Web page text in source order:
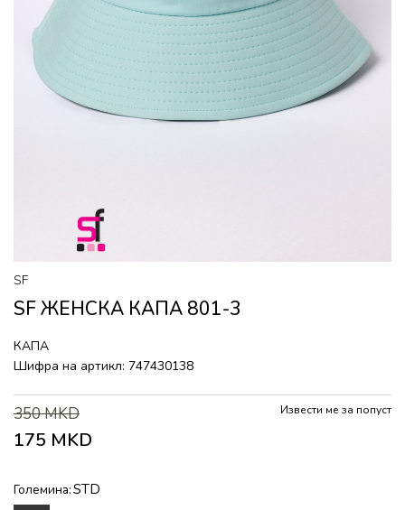
SF
SF ЖЕНСКА КАПА 801-3
КАПА
Шифра на артикл: 747430138
350MKD
175 MKD
Извести ме за попуст
Големина:STD